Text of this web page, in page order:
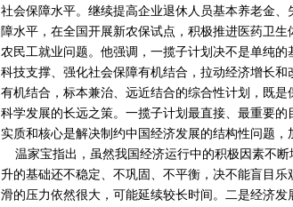
社会保障水平。继续提高企业退休人员基本养老金
障水平，在全国开展新农保试点，积极推进医药卫
农民工就业问题。他强调，一揽子计划决不是单纯
科技支撑、强化社会保障有机结合，拉动经济增长
有机结合，标本兼治、远近结合的综合性计划，既
科学发展的长远之策。一揽子计划最直接、最重要
实质和核心是解决制约中国经济发展的结构性问题
温家宝指出，虽然我国经济运行中的积极因素不
升的基础还不稳定、不巩固、不平衡，决不能盲目
滑的压力依然很大，可能延续较长时间。二是经济